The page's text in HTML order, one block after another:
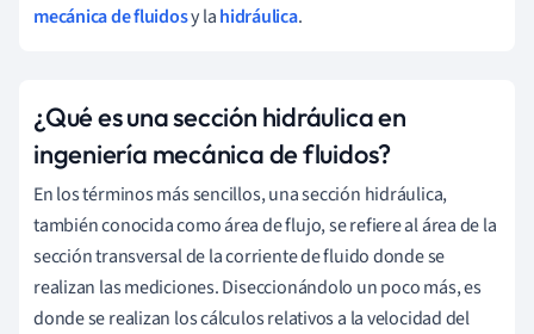
mecánica de fluidosy lahidráulica.
¿Qué es una sección hidráulica en
ingeniería mecánica de fluidos?
En los términos más sencillos, una sección hidráulica,
también conocida como área de flujo, se refiere al área de la
sección transversal de la corriente de fluido donde se
realizan las mediciones. Diseccionándolo un poco más, es
donde se realizan los cálculos relativos a la velocidad del